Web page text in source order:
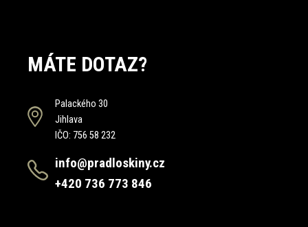
MÁTE DOTAZ?
Palackého 30
Jihlava
IČO: 756 58 232
info@pradloskiny.cz
+420 736 773 846